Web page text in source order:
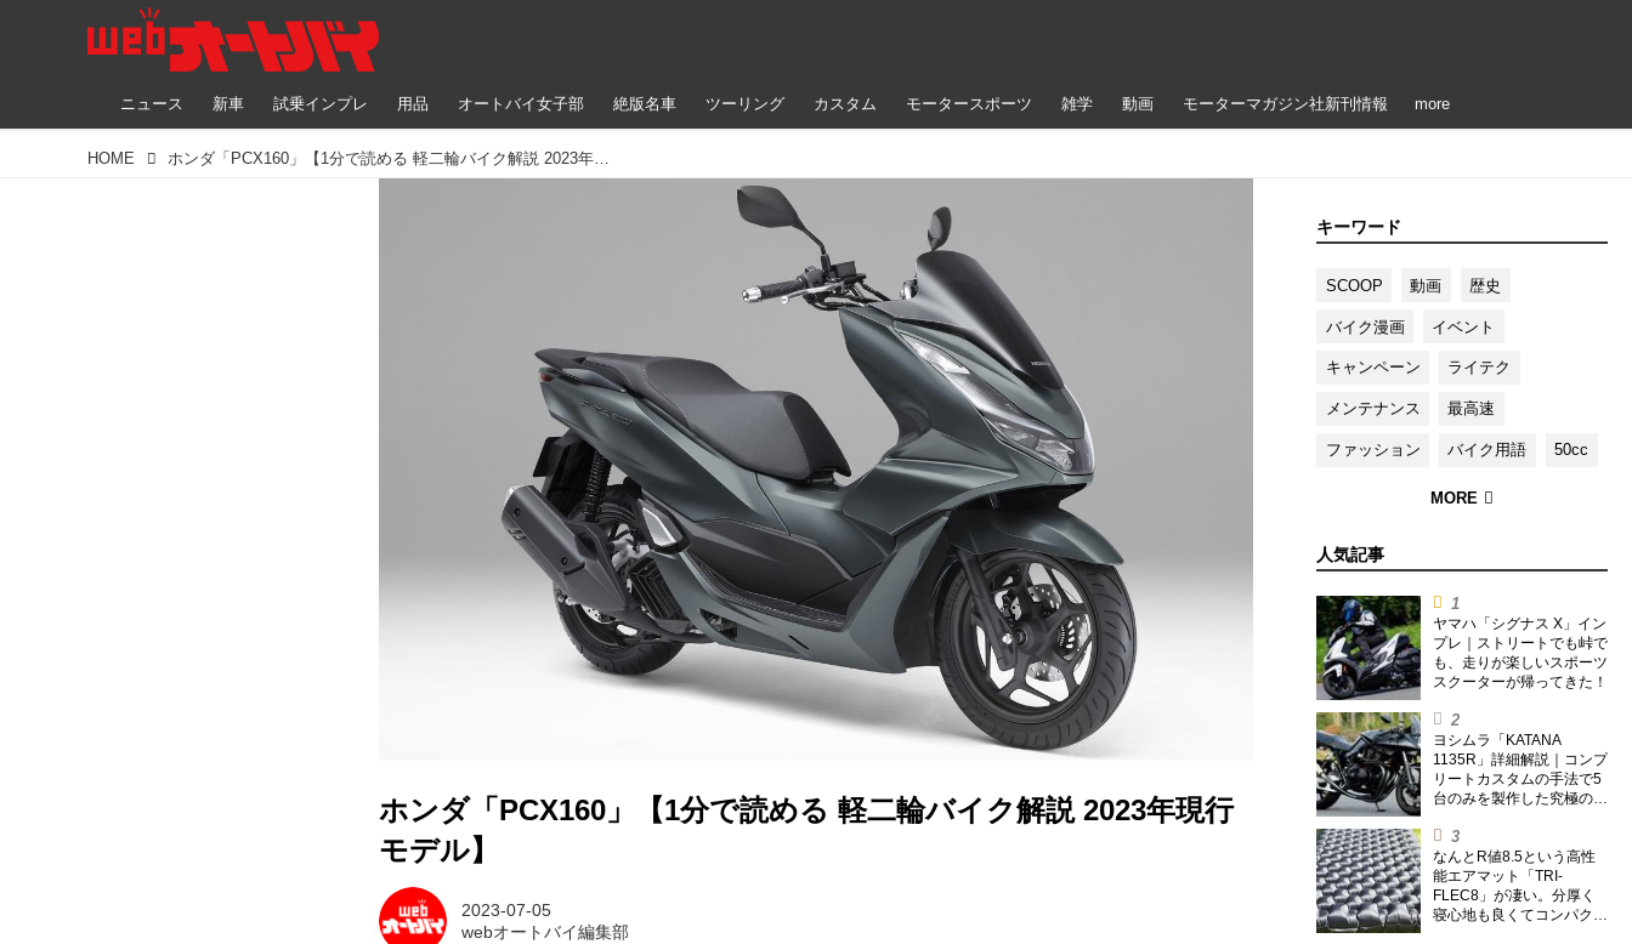
ニュース 新車 試乗インプレ 用品 オートバイ女子部 絶版名車 ツーリング カスタム モータースポーツ 雑学 動画 モーターマガジン社新刊情報 more
HOME ホンダ「PCX160」【1分で読める 軽二輪バイク解説 2023年現行モデル】
ホンダ「PCX160」【1分で読める 軽二輪バイク解説 2023年現行
モデル】
2023-07-05
webオートバイ編集部
キーワード
SCOOP 動画 歴史
バイク漫画 イベント
キャンペーン ライテク
メンテナンス 最高速
ファッション バイク用語 50cc
人気記事
ヤマハ「シグナス X」イン
プレ｜ストリートでも峠で
も、走りが楽しいスポーツ
スクーターが帰ってきた！
ヨシムラ「KATANA
1135R」詳細解説｜コンプ
リートカスタムの手法で5
台のみを製作した究極の銘
なんとR値8.5という高性
能エアマット「TRI-
FLEC8」が凄い。分厚く
寝心地も良くてコンパクト